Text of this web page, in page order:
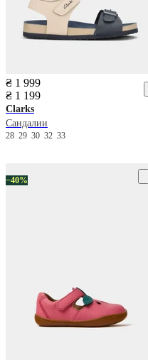
₴ 1 999
₴ 1 199
Clarks
Сандалии
28 29 30 32 33
−40%